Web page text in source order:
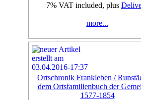
7% VAT included, plus
more...
Ortschronik Frankleben /
dem Ortsfamilienbuch der
1577-1854